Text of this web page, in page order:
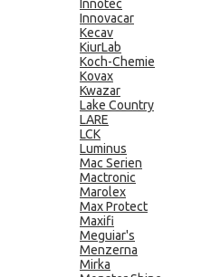
Innotec
Innovacar
Kecav
KiurLab
Koch-Chemie
Kovax
Kwazar
Lake Country
LARE
LCK
Luminus
Mac Serien
Mactronic
Marolex
Max Protect
Maxifi
Meguiar's
Menzerna
Mirka